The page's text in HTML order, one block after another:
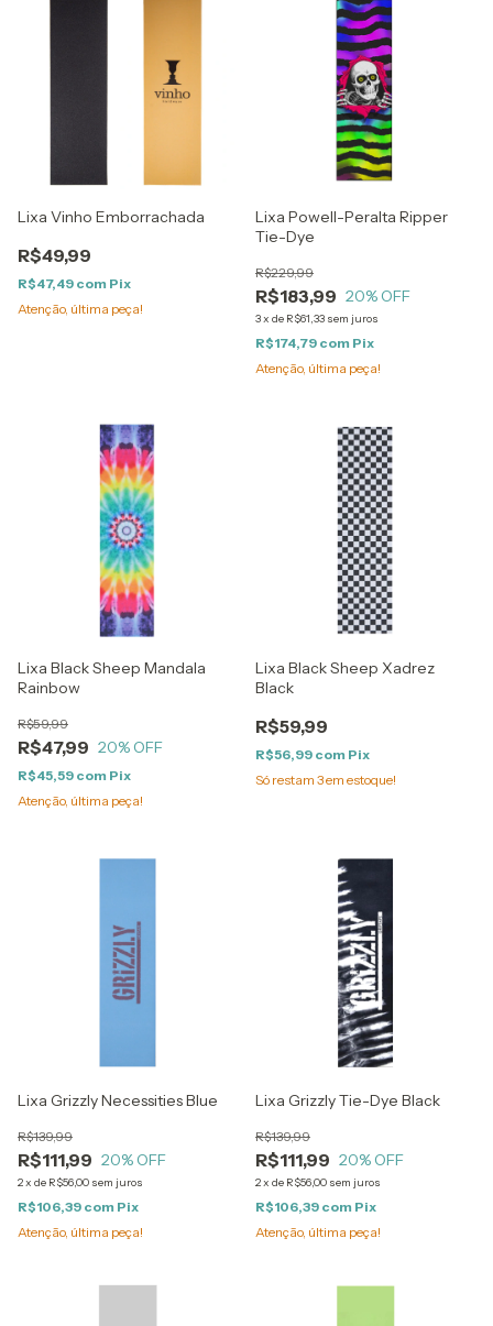
Lixa Vinho Emborrachada
R$49,99
R$47,49 com Pix
Atenção, última peça!
Lixa Powell-Peralta Ripper
Tie-Dye
R$183,99
R$229,99
20% OFF
3x de R$61,33 sem juros
R$174,79 com Pix
Atenção, última peça!
Lixa Black Sheep Mandala
Rainbow
R$47,99
R$59,99
20% OFF
R$45,59 com Pix
Atenção, última peça!
Lixa Black Sheep Xadrez
Black
R$59,99
R$56,99 com Pix
Só restam 3em estoque!
Lixa Grizzly Necessities Blue
R$111,99
R$139,99
20% OFF
2x de R$56,00 sem juros
R$106,39 com Pix
Atenção, última peça!
Lixa Grizzly Tie-Dye Black
R$111,99
R$139,99
20% OFF
2x de R$56,00 sem juros
R$106,39 com Pix
Atenção, última peça!